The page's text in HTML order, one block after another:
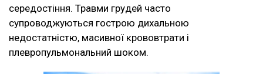
середостіння. Травми грудей часто
супроводжуються гострою дихальною
недостатністю, масивної крововтрати і
плевропульмональний шоком.